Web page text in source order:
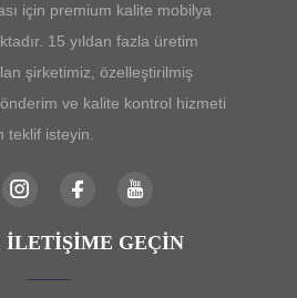
için premium kalite mobilya
15 yıldan fazla üretim
şirketimiz, özelleştirilmiş
ve kalite kontrol hizmeti
teklif isteyin.
GEÇIN